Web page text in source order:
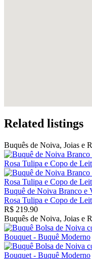
Related listings
Buquês de Noiva, Joias e
Buquê de Noiva Branco e
Rosa Tulipa e Copo de
R$ 219.90
Buquês de Noiva, Joias e